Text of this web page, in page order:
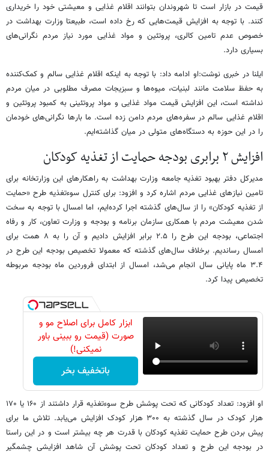
قیمت در بازار است تا شهروندان بتوانند اقلام غذایی و معیشتی خود را خریداری
کنند. با توجه به افزایش قیمت‌هایی که رخ داده است، طبیعتا وزارت بهداشت در
خصوص‌ عدم تامین کالری، پروتئین و مواد غذایی مورد نیاز مردم نگرانی‌های
بسیاری دارد.
ایلنا در خبری نوشت:او ادامه داد: با توجه به اینکه اقلام غذایی سالم و کمک‌کننده
به حفظ سلامت مانند لبنیات، میوه‌ها و سبزیجات مصرف مطلوبی در میان مردم
نداشته است، این افزایش قیمت مواد غذایی و مواد پروتئینی به کمبود پروتئین و
اقلام غذایی سالم در سفره‌های مردم دامن زده است. ما بارها نگرانی‌های خودمان
را در این حوزه به دستگاه‌های متولی در میان گذاشته‌ایم.
افزایش ۲ برابری بودجه حمایت از تغذیه کودکان
مدیرکل دفتر بهبود تغذیه جامعه وزارت بهداشت به راهکارهای این وزارتخانه برای
تامین نیازهای غذایی مردم اشاره کرد و افزود: برای کنترل سوءتغذیه طرح «حمایت
از تغذیه کودکان» را از سال‌های گذشته اجرا کرده‌ایم، اما امسال با توجه به سخت
شدن معیشت مردم با همکاری سازمان برنامه و بودجه و وزارت تعاون، کار و رفاه
اجتماعی، بودجه این طرح را ۲.۵ برابر افزایش دادیم و آن را به ۸ همت برای
امسال رساندیم. برخلاف سال‌های گذشته که معمولا تخصیص بودجه این طرح در
۳.۴ ماه پایانی سال انجام می‌شد، امسال از ابتدای فروردین ماه بودجه مربوطه
تخصیص پیدا کرد.
ابزار کامل برای اصلاح مو و
صورت (قیمت رو ببینی باور
نمیکنی!)
باتخفیف بخر
او افزود: تعداد کودکانی که تحت پوشش طرح سوءتغذیه قرار داشتند از ۱۶۰ یا ۱۷۰
هزار کودک در سال گذشته به ۳۰۰ هزار کودک افزایش می‌یابد. تلاش ما برای
پیش بردن طرح حمایت تغذیه کودکان با قدرت هر چه بیشتر است و در این راستا
در بودجه این طرح و تعداد کودکان تحت پوشش آن شاهد افزایشی چشمگیر